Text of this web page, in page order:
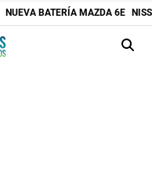
NUEVA BATERÍA MAZDA 6E